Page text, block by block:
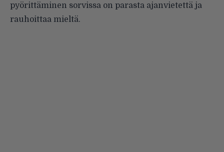
pyörittäminen sorvissa on parasta ajanvietettä ja
rauhoittaa mieltä.